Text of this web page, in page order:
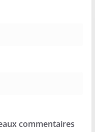
commentaires